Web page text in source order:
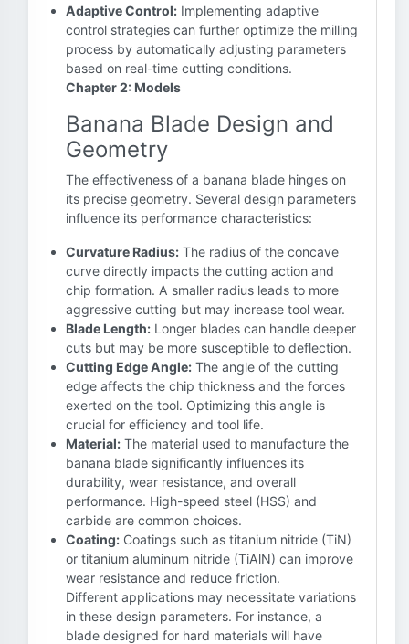
Adaptive Control: Implementing adaptive
control strategies can further optimize the milling
process by automatically adjusting parameters
based on real-time cutting conditions.
Chapter 2: Models
Banana Blade Design and
Geometry
The effectiveness of a banana blade hinges on
its precise geometry. Several design parameters
influence its performance characteristics:
Curvature Radius: The radius of the concave
curve directly impacts the cutting action and
chip formation. A smaller radius leads to more
aggressive cutting but may increase tool wear.
Blade Length: Longer blades can handle deeper
cuts but may be more susceptible to deflection.
Cutting Edge Angle: The angle of the cutting
edge affects the chip thickness and the forces
exerted on the tool. Optimizing this angle is
crucial for efficiency and tool life.
Material: The material used to manufacture the
banana blade significantly influences its
durability, wear resistance, and overall
performance. High-speed steel (HSS) and
carbide are common choices.
Coating: Coatings such as titanium nitride (TiN)
or titanium aluminum nitride (TiAlN) can improve
wear resistance and reduce friction.
Different applications may necessitate variations
in these design parameters. For instance, a
blade designed for hard materials will have